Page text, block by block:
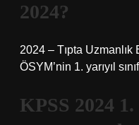
2024?
2024 – Tıpta Uzmanlık
ÖSYM’nin 1. yarıyıl
KPSS 2024